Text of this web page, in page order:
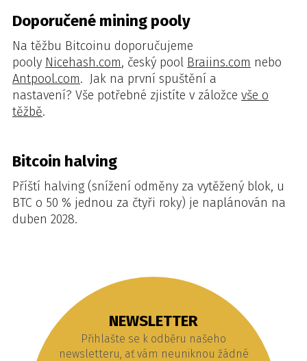
Doporučené mining pooly
Na těžbu Bitcoinu doporučujeme
pooly Nicehash.com, český pool Braiins.com nebo
Antpool.com. Jak na první spuštění a
nastavení? Vše potřebné zjistíte v záložce vše o
těžbě.
Bitcoin halving
Příští halving (snížení odměny za vytěžený blok, u
BTC o 50 % jednou za čtyři roky) je naplánován na
duben 2028.
NEWSLETTER
Přihlašte se k odběru našeho
newsletteru, ať vám neuniknou žádné